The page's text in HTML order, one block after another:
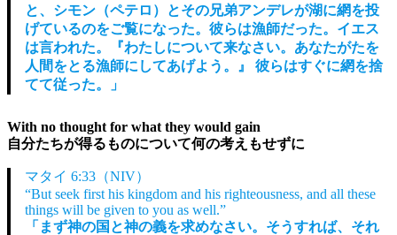
と、シモン（ペテロ）とその兄弟アンデレが湖に網を投
げているのをご覧になった。彼らは漁師だった。イエス
は言われた。『わたしについて来なさい。あなたがたを
人間をとる漁師にしてあげよう。』 彼らはすぐに網を捨
てて従った。」
With no thought for what they would gain
自分たちが得るものについて何の考えもせずに
マタイ 6:33（NIV）
“But seek first his kingdom and his righteousness, and all these
things will be given to you as well.”
「まず神の国と神の義を求めなさい。そうすれば、それ